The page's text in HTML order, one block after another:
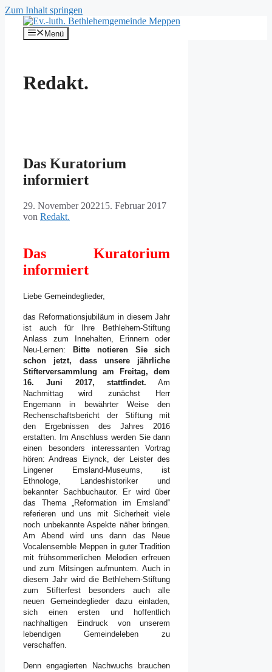
Zum Inhalt springen
Menü
Redakt.
Das Kuratorium
informiert
29. November 202215. Februar 2017
von Redakt.
Das Kuratorium
informiert
Liebe Gemeindeglieder,
das Reformationsjubiläum in diesem Jahr
ist auch für Ihre Bethlehem-Stiftung
Anlass zum Innehalten, Erinnern oder
Neu-Lernen: Bitte notieren Sie sich
schon jetzt, dass unsere jährliche
Stifterversammlung am Freitag, dem
16. Juni 2017, stattfindet. Am
Nachmittag wird zunächst Herr
Engemann in bewährter Weise den
Rechenschaftsbericht der Stiftung mit
den Ergebnissen des Jahres 2016
erstatten. Im Anschluss werden Sie dann
einen besonders interessanten Vortrag
hören: Andreas Eiynck, der Leister des
Lingener Emsland-Museums, ist
Ethnologe, Landeshistoriker und
bekannter Sachbuchautor. Er wird über
das Thema „Reformation im Emsland“
referieren und uns mit Sicherheit viele
noch unbekannte Aspekte näher bringen.
Am Abend wird uns dann das Neue
Vocalensemble Meppen in guter Tradition
mit frühsommerlichen Melodien erfreuen
und zum Mitsingen aufmuntern. Auch in
diesem Jahr wird die Bethlehem-Stiftung
zum Stifterfest besonders auch alle
neuen Gemeindeglieder dazu einladen,
sich einen ersten und hoffentlich
nachhaltigen Eindruck von unserem
lebendigen Gemeindeleben zu
verschaffen.
Denn engagierten Nachwuchs brauchen